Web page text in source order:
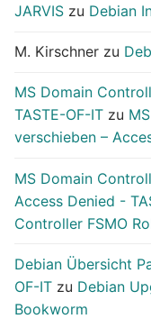
JARVIS zu Debian
M. Kirschner zu
MS Domain
TASTE-OF-IT zu
verschieben –
MS Domain
Access Denied -
Controller FSMO
Debian Übersicht
OF-IT zu Debian
Bookworm